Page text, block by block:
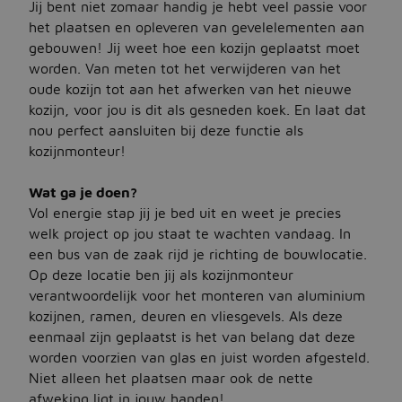
Jij bent niet zomaar handig je hebt veel passie voor
het plaatsen en opleveren van gevelelementen aan
gebouwen! Jij weet hoe een kozijn geplaatst moet
worden. Van meten tot het verwijderen van het
oude kozijn tot aan het afwerken van het nieuwe
kozijn, voor jou is dit als gesneden koek. En laat dat
nou perfect aansluiten bij deze functie als
kozijnmonteur!
Wat ga je doen?
Vol energie stap jij je bed uit en weet je precies
welk project op jou staat te wachten vandaag. In
een bus van de zaak rijd je richting de bouwlocatie.
Op deze locatie ben jij als kozijnmonteur
verantwoordelijk voor het monteren van aluminium
kozijnen, ramen, deuren en vliesgevels. Als deze
eenmaal zijn geplaatst is het van belang dat deze
worden voorzien van glas en juist worden afgesteld.
Niet alleen het plaatsen maar ook de nette
afweking ligt in jouw handen!
Jobbird
Kies een andere regio
Jobs Deutschland
Jobs United Kingdom
Help
Jobs at Jobbird.com
Vacatures plaatsen